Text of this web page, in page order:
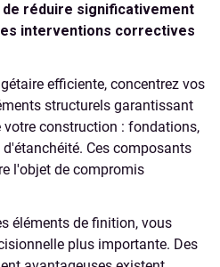
réduire significativement
interventions correctives
efficiente, concentrez vos
structurels garantissant
construction : fondations,
Ces composants
l'objet de compromis
éléments de finition, vous
plus importante. Des